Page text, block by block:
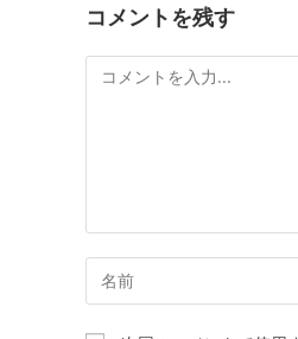
コメントを残す
メ
ン